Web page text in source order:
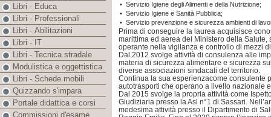
• Servizio Igiene degli Alimenti e della Nutrizione;
• Servizio Igiene e Sanità Pubblica;
• Servizio prevenzione e sicurezza ambienti di
Prima di conseguire la laurea acquisisce
marittima ed aerea del Ministero della Salute,
operante nella vigilanza e controllo di mezzi
Dal 2012 svolge attività di consulenza alle
materia di sicurezza alimentare e sicurezza
diverse associazioni sindacali del territorio.
Continua la sua esperienzacome consulente
autotrasporti che operano a livello nazionale
Dal 2015 svolge la propria attività come
Giudiziaria presso la Asl n°1 di Sassari.
medesima attività presso il Dipartimento di
Libri - Educa
Libri - Professionali
Libri - Abilitazioni
Libri - IT
Libri - Tecnica stradale
Modulistica e oggettistica
Libri - Schede mobili
Quizzando s'impara
Portale didattica e corsi
Commissioni d'esame